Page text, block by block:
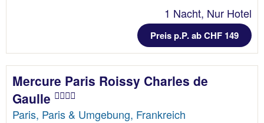
1 Nacht, Nur Hotel
Preis p.P. ab CHF 149
Mercure Paris Roissy Charles de
Gaulle
Paris, Paris & Umgebung, Frankreich